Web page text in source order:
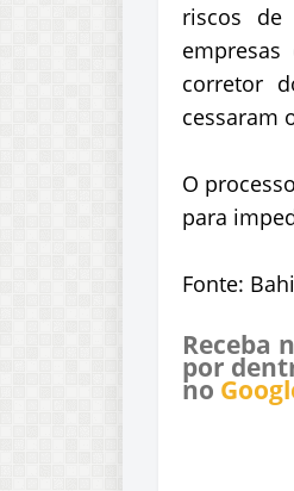
riscos de
corretor
cessaram
O
para
Fonte:
Receba
por
no